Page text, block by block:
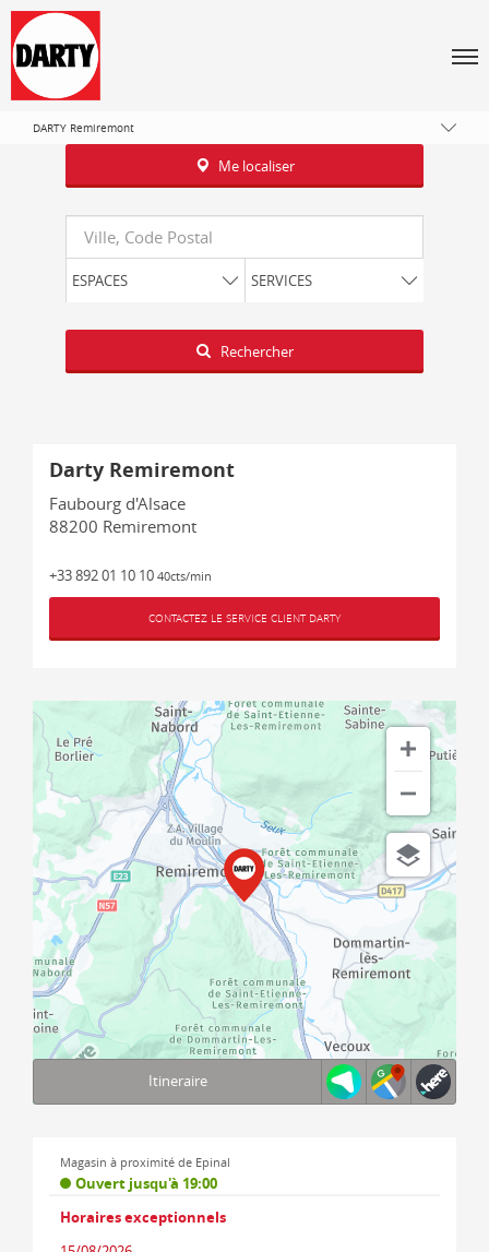
Vosges
REMIREMONT
DARTY Remiremont
Me localiser
Requête
ESPACES SERVICES
Latitude
Longitude
Rechercher
Darty Remiremont
Faubourg d'Alsace
88200 Remiremont
+33 892 01 10 10 40cts/min
CONTACTEZ LE SERVICE CLIENT DARTY
© 1987–2026 HERE, IGN
Itineraire
Magasin à proximité de Epinal
Ouvert jusqu'à 19:00
Horaires exceptionnels